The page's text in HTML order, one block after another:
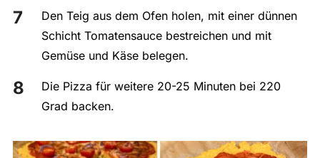
Den Teig aus dem Ofen holen, mit einer dünnen
Schicht Tomatensauce bestreichen und mit
Gemüse und Käse belegen.
Die Pizza für weitere 20-25 Minuten bei 220
Grad backen.